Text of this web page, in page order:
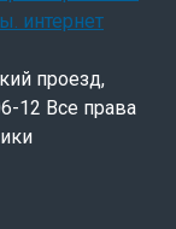
проезд,
12 Все права